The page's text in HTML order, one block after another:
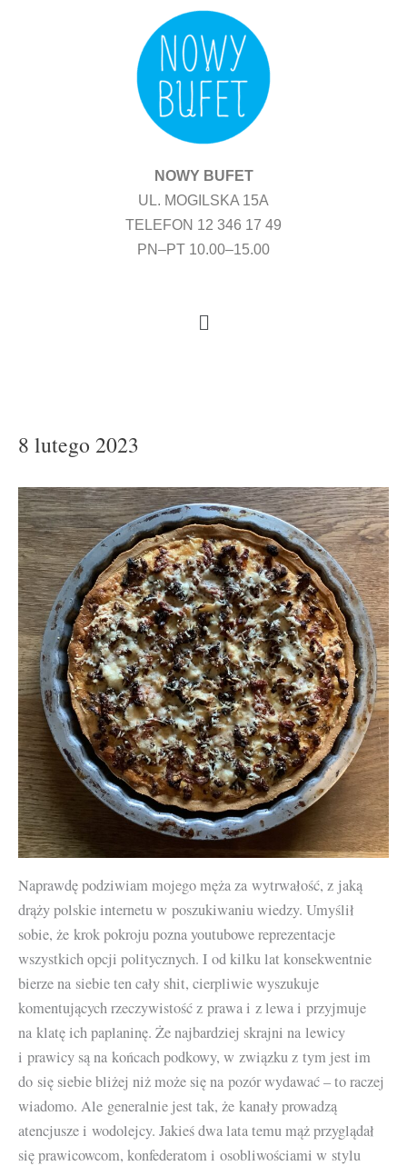
NOWY BUFET
UL. MOGILSKA 15A
TELEFON 12 346 17 49
PN–PT 10.00–15.00
Menu
8 lutego 2023
Naprawdę podziwiam mojego męża za wytrwałość, z jaką
drąży polskie internetu w poszukiwaniu wiedzy. Umyślił
sobie, że krok pokroju pozna youtubowe reprezentacje
wszystkich opcji politycznych. I od kilku lat konsekwentnie
bierze na siebie ten cały shit, cierpliwie wyszukuje
komentujących rzeczywistość z prawa i z lewa i przyjmuje
na klatę ich paplaninę. Że najbardziej skrajni na lewicy
i prawicy są na końcach podkowy, w związku z tym jest im
do się siebie bliżej niż może się na pozór wydawać – to raczej
wiadomo. Ale generalnie jest tak, że kanały prowadzą
atencjusze i wodolejcy. Jakieś dwa lata temu mąż przyglądał
się prawicowcom, konfederatom i osobliwościami w stylu